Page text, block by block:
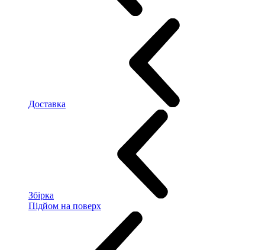
Доставка
Збірка
Підйом на поверх